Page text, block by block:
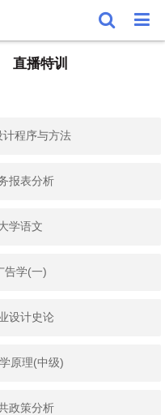
直播特训
程序与方法
报表分析
学语文
告学(一)
设计史论
原理(中级)
政策分析